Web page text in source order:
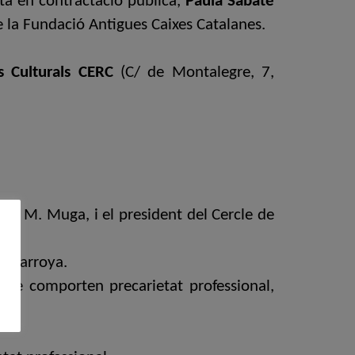
Fundació Antigues Caixes Catalanes.
CERC(C/ de Montalegre, 7,
M. Muga, i el president del Cercle de
comporten precarietat professional,